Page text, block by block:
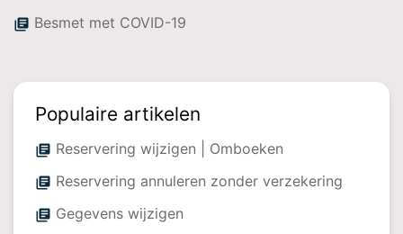
library_books Besmet met COVID-19
Populaire artikelen
library_books Reservering wijzigen | Omboeken
library_books Reservering annuleren zonder verzekering
library_books Gegevens wijzigen